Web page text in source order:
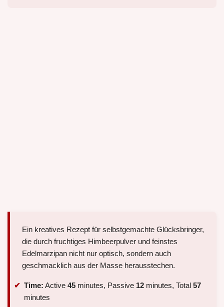
Ein kreatives Rezept für selbstgemachte Glücksbringer,
die durch fruchtiges Himbeerpulver und feinstes
Edelmarzipan nicht nur optisch, sondern auch
geschmacklich aus der Masse herausstechen.
Time: Active 45 minutes, Passive 12 minutes, Total 57
minutes